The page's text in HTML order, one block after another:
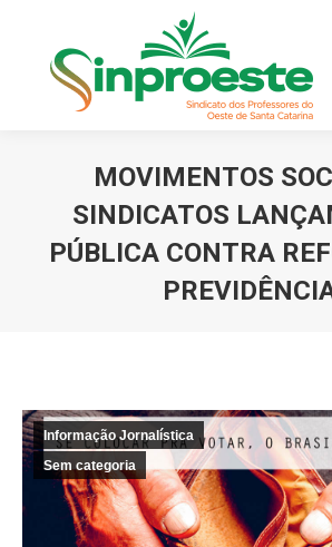
MOVIMENTOS
SINDICATOS
PÚBLICA CONTRA
Informação Jornalística
Sem categoria